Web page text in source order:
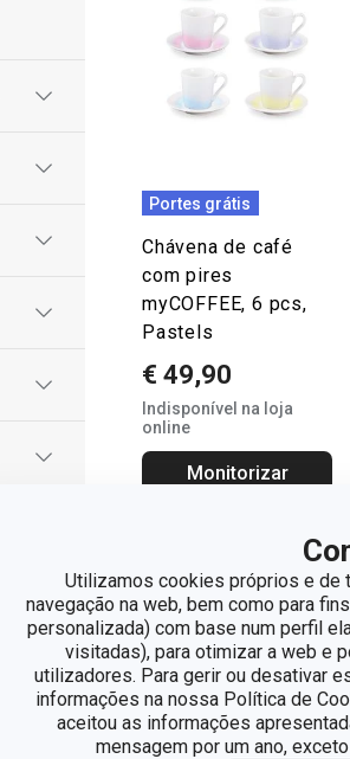
Utilizamos cookies próprios e de
navegação na web, bem como para
personalizada) com base num perfil
visitadas), para otimizar a web e
utilizadores. Para gerir ou desativar
informações na nossa Política de
aceitou as informações
mensagem por um ano,
Portes grátis
Chávena de café
com pires
myCOFFEE, 6 pcs,
Pastels
€ 49,90
Indisponível na loja
online
Monitorizar